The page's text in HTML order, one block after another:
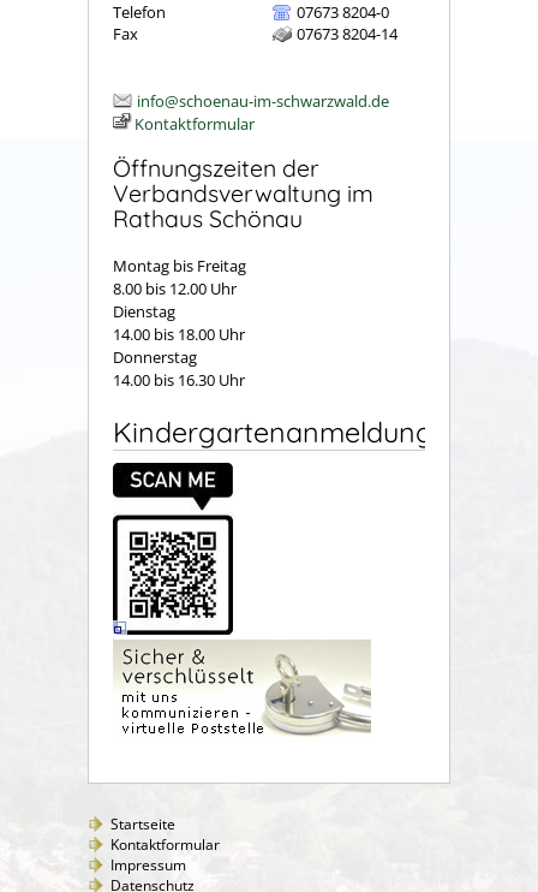
Telefon
07673 8204-0
Fax
07673 8204-14
info@schoenau-im-schwarzwald.de
Kontaktformular
Öffnungszeiten der
Verbandsverwaltung im
Rathaus Schönau
Montag bis Freitag
8.00 bis 12.00 Uhr
Dienstag
14.00 bis 18.00 Uhr
Donnerstag
14.00 bis 16.30 Uhr
Kindergartenanmeldung
Startseite
Kontaktformular
Impressum
Datenschutz